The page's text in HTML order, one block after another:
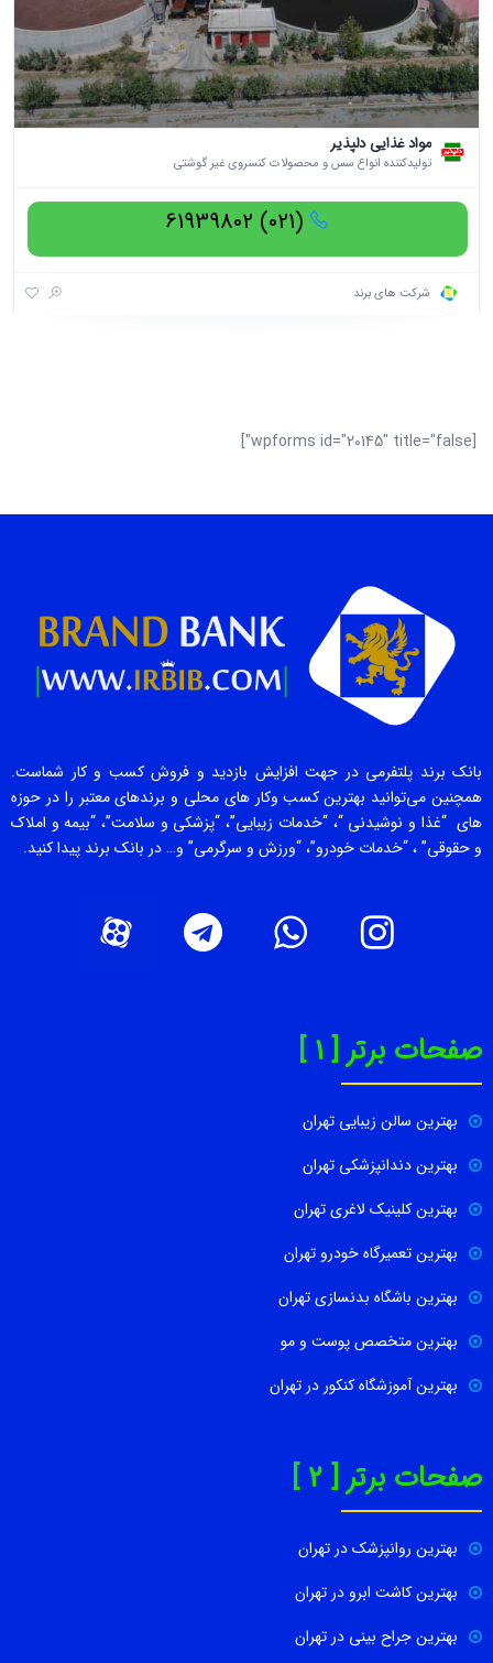
مواد غذایی دلپذیر
تولیدکننده انواع سس و محصولات کنسروی غیر گوشتی
(021) 61939802
شرکت های برند
[wpforms id="20145" title="false"]
بانک برند پلتفرمی در جهت افزایش بازدید و فروش کسب و کار شماست.
همچنین می‌توانید بهترین کسب وکار های محلی و برندهای معتبر را در حوزه
های “غذا و نوشیدنی “، “خدمات زیبایی”، “پزشکی و سلامت”، “بیمه و املاک
و حقوقی” ، “خدمات خودرو”، “ورزش و سرگرمی” و… در بانک برند پیدا کنید.
صفحات برتر [ 1 ]
بهترین سالن زیبایی تهران
بهترین دندانپزشکی تهران
بهترین کلینیک لاغری تهران
بهترین تعمیرگاه خودرو تهران
بهترین باشگاه بدنسازی تهران
بهترین متخصص پوست و مو
بهترین آموزشگاه کنکور در تهران
صفحات برتر [ 2 ]
بهترین روانپزشک در تهران
بهترین کاشت ابرو در تهران
بهترین جراح بینی در تهران